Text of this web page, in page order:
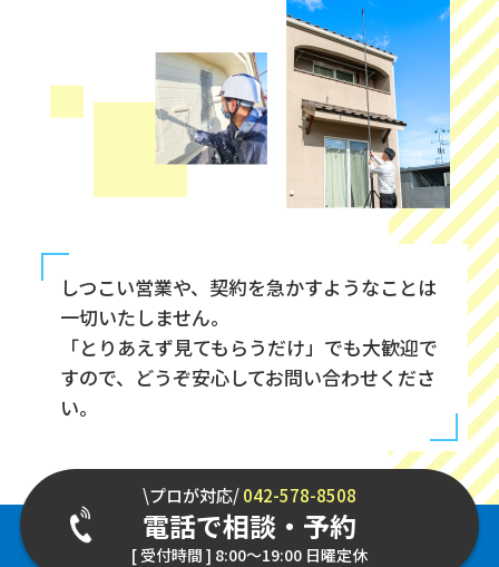
しつこい営業や、契約を急かすようなことは
一切いたしません。
「とりあえず見てもらうだけ」でも大歓迎で
すので、どうぞ安心してお問い合わせくださ
い。
\プロが対応/042-578-8508
電話で相談・予約
[ 受付時間 ] 8:00～19:00 日曜定休